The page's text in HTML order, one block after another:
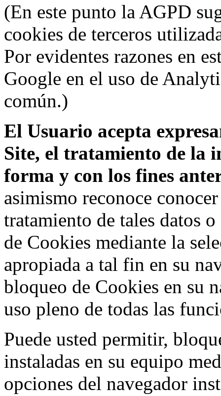
(En este punto la AGPD
cookies de terceros
Por evidentes razones en
Google en el uso de
común.)
El Usuario acepta
Site, el tratamiento de la
forma y con los fines
asimismo reconoce
tratamiento de tales datos
de Cookies mediante la
apropiada a tal fin en su
bloqueo de Cookies en su
uso pleno de todas las
Puede usted permitir,
instaladas en su equipo
opciones del navegador